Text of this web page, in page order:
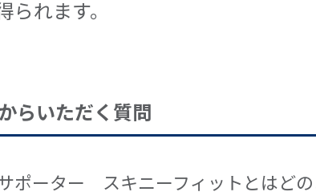
られます。
らいただく質問
ポーター スキニーフィットとはど